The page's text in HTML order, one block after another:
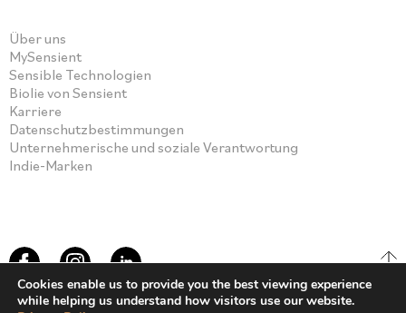
Über uns
MySensient
Sensible Technologien
Biolie von Sensient
Karriere
Datenschutzbestimmungen
Unternehmerische und soziale Verantwortung
Indie-Marken
Cookies enable us to provide you the best viewing experience
while helping us understand how visitors use our website.